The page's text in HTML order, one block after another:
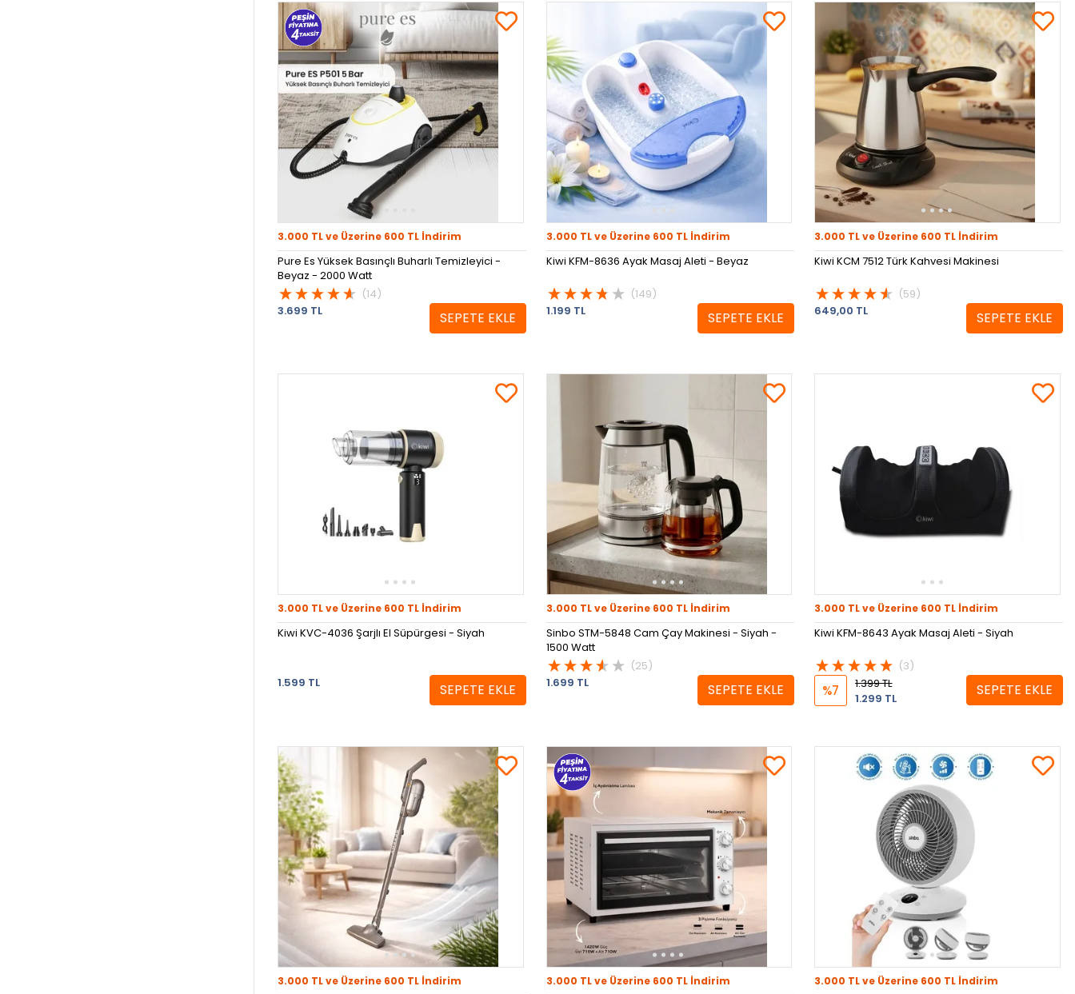
3.000 TL ve Üzerine 600 TL İndirim
Pure Es Yüksek Basınçlı Buharlı Temizleyici -
Beyaz - 2000 Watt
(14)
3.699 TL
SEPETE EKLE
3.000 TL ve Üzerine 600 TL İndirim
Kiwi KFM-8636 Ayak Masaj Aleti - Beyaz
(149)
1.199 TL
SEPETE EKLE
3.000 TL ve Üzerine 600 TL İndirim
Kiwi KCM 7512 Türk Kahvesi Makinesi
(59)
649,00 TL
SEPETE EKLE
3.000 TL ve Üzerine 600 TL İndirim
Kiwi KVC-4036 Şarjlı El Süpürgesi - Siyah
1.599 TL SEPETE EKLE
3.000 TL ve Üzerine 600 TL İndirim
Sinbo STM-5848 Cam Çay Makinesi - Siyah -
1500 Watt
(25)
1.699 TL
SEPETE EKLE
3.000 TL ve Üzerine 600 TL İndirim
Kiwi KFM-8643 Ayak Masaj Aleti - Siyah
(3)
%7
1.399 TL
1.299 TL
SEPETE EKLE
3.000 TL ve Üzerine 600 TL İndirim 3.000 TL ve Üzerine 600 TL İndirim 3.000 TL ve Üzerine 600 TL İndirim